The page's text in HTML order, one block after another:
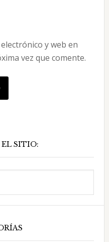
y web en
vez que comente.
EL SITIO: